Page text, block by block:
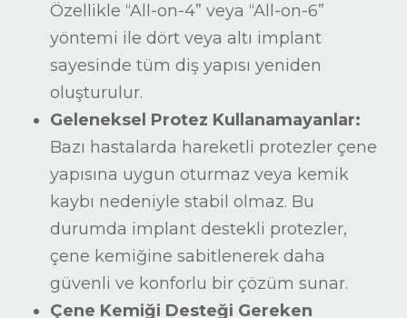
Özellikle “All-on-4” veya “All-on-6”
yöntemi ile dört veya altı implant
sayesinde tüm diş yapısı yeniden
oluşturulur.
Geleneksel Protez Kullanamayanlar:
Bazı hastalarda hareketli protezler çene
yapısına uygun oturmaz veya kemik
kaybı nedeniyle stabil olmaz. Bu
durumda implant destekli protezler,
çene kemiğine sabitlenerek daha
güvenli ve konforlu bir çözüm sunar.
Çene Kemiği Desteği Gereken